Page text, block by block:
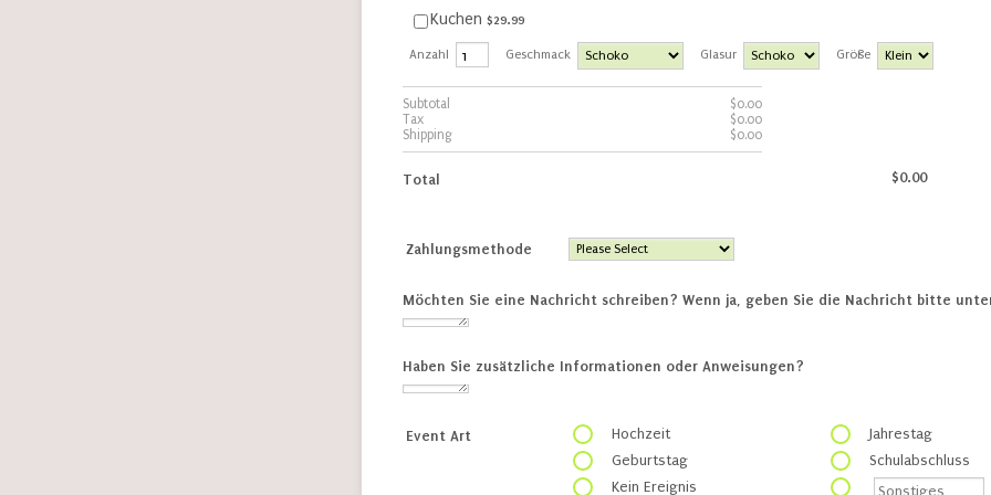
Kuchen $29.99
$29.99
Anzahl Geschmack Glasur Größe
Subtotal $0.00
$0.00
Tax
$0.00
$0.00
Shipping
$0.00
$0.00
Total $0.00
$0.00
Zahlungsmethode
Möchten Sie eine Nachricht schreiben? Wenn ja, geben Sie die Nachricht bitte
Haben Sie zusätzliche Informationen oder Anweisungen?
Event Art Hochzeit
Jahrestag
Geburtstag
Schulabschluss
Kein Ereignis